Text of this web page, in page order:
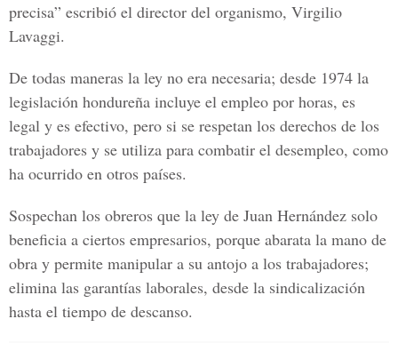
precisa” escribió el director del organismo, Virgilio
Lavaggi.
De todas maneras la ley no era necesaria; desde 1974 la
legislación hondureña incluye el empleo por horas, es
legal y es efectivo, pero si se respetan los derechos de los
trabajadores y se utiliza para combatir el desempleo, como
ha ocurrido en otros países.
Sospechan los obreros que la ley de Juan Hernández solo
beneficia a ciertos empresarios, porque abarata la mano de
obra y permite manipular a su antojo a los trabajadores;
elimina las garantías laborales, desde la sindicalización
hasta el tiempo de descanso.